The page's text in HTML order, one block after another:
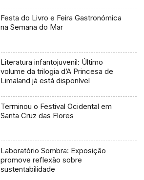
Festa do Livro e Feira Gastronómica
na Semana do Mar
Literatura infantojuvenil: Último
volume da trilogia d’A Princesa de
Limaland já está disponível
Terminou o Festival Ocidental em
Santa Cruz das Flores
Laboratório Sombra: Exposição
promove reflexão sobre
sustentabilidade